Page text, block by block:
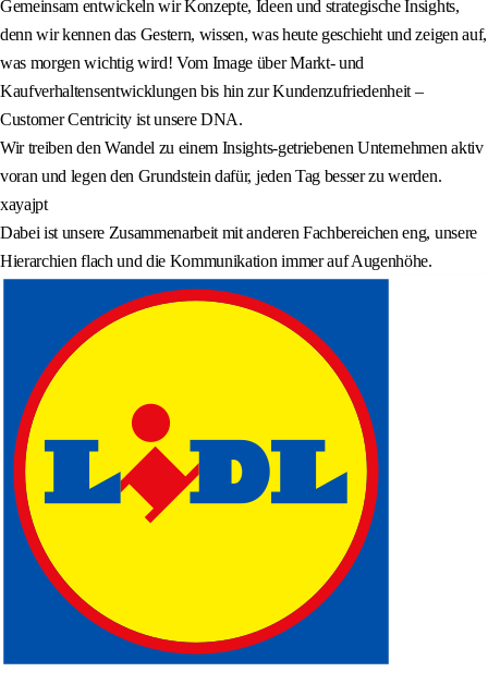
Gemeinsam entwickeln wir Konzepte, Ideen und strategische Insights,
denn wir kennen das Gestern, wissen, was heute geschieht und zeigen auf,
was morgen wichtig wird! Vom Image über Markt- und
Kaufverhaltensentwicklungen bis hin zur Kundenzufriedenheit –
Customer Centricity ist unsere DNA.
Wir treiben den Wandel zu einem Insights-getriebenen Unternehmen aktiv
voran und legen den Grundstein dafür, jeden Tag besser zu werden.
xayajpt
Dabei ist unsere Zusammenarbeit mit anderen Fachbereichen eng, unsere
Hierarchien flach und die Kommunikation immer auf Augenhöhe.